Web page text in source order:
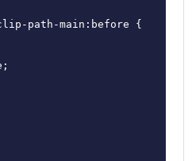
path-main:before {